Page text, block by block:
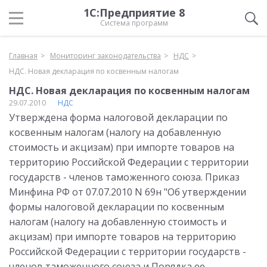
1С:Предприятие 8
Система программ
Главная Мониторинг законодательства
НДС
НДС. Новая декларация по косвенным налогам
НДС. Новая декларация по косвенным налогам
29.07.2010 НДС
Утверждена форма налоговой декларации по
косвенным налогам (налогу на добавленную
стоимость и акцизам) при импорте товаров на
территорию Российской Федерации с территории
государств - членов таможенного союза. Приказ
Минфина РФ от 07.07.2010 N 69н "Об утверждении
формы налоговой декларации по косвенным
налогам (налогу на добавленную стоимость и
акцизам) при импорте товаров на территорию
Российской Федерации с территории государств -